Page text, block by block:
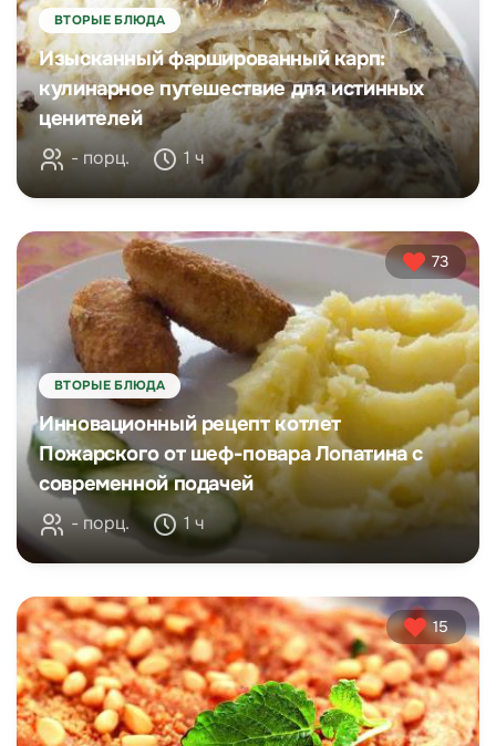
ВТОРЫЕ БЛЮДА
Изысканный фаршированный карп:
кулинарное путешествие для истинных
ценителей
- порц. 1 ч
73
ВТОРЫЕ БЛЮДА
Инновационный рецепт котлет
Пожарского от шеф-повара Лопатина с
современной подачей
- порц. 1 ч
15